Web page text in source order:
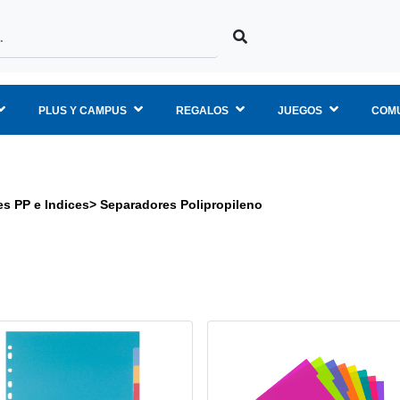
PLUS Y CAMPUS REGALOS JUEGOS
PP e Indices> Separadores Polipropileno